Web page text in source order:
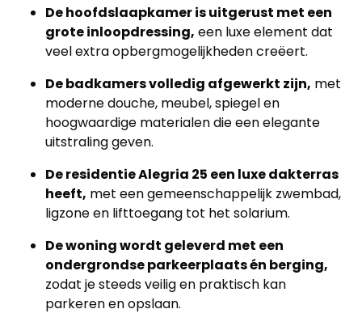
De hoofdslaapkamer is uitgerust met een
grote inloopdressing, een luxe element dat
veel extra opbergmogelijkheden creëert.
De badkamers volledig afgewerkt zijn, met
moderne douche, meubel, spiegel en
hoogwaardige materialen die een elegante
uitstraling geven.
De residentie Alegria 25 een luxe dakterras
heeft, met een gemeenschappelijk zwembad,
ligzone en lifttoegang tot het solarium.
De woning wordt geleverd met een
ondergrondse parkeerplaats én berging,
zodat je steeds veilig en praktisch kan
parkeren en opslaan.